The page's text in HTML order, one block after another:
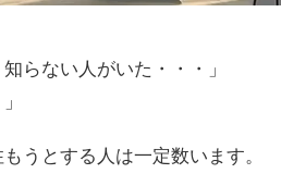
らない人がいた・・・」
うとする人は一定数います。